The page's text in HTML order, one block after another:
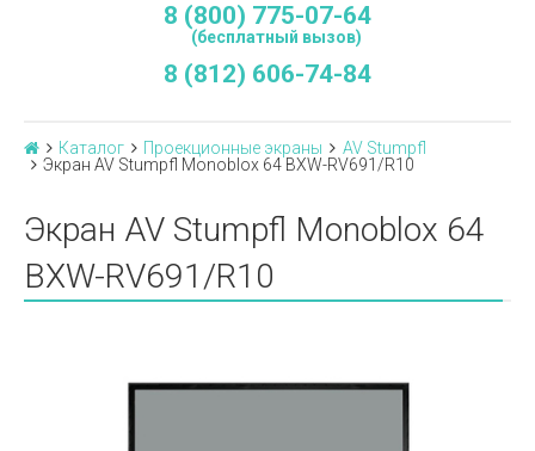
8 (800) 775-07-64
(бесплатный вызов)
8 (812) 606-74-84
Каталог Проекционные экраны
AV Stumpfl
Экран AV Stumpfl Monoblox 64 BXW-RV691/R10
Экран AV Stumpfl Monoblox 64
BXW-RV691/R10